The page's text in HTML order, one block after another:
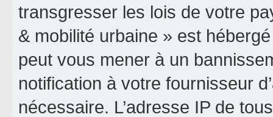
transgresser les lois de votre
& mobilité urbaine » est
peut vous mener à un
notification à votre fournisseur
nécessaire. L’adresse IP de